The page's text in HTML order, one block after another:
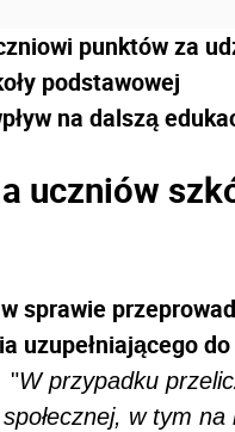
punktów za
podstawowej
na dalszą
uczniów
sprawie
uzupełniającego
"W przypadku
w tym